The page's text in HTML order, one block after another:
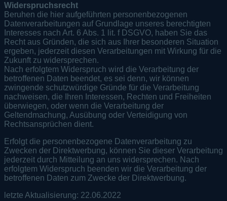
Widerspruchsrecht
Beruhen die hier aufgeführten personenbezogenen
Datenverarbeitungen auf Grundlage unseres berechtigten
Interesses nach Art. 6 Abs. 1 lit. f DSGVO, haben Sie das
Recht aus Gründen, die sich aus Ihrer besonderen Situation
ergeben, jederzeit diesen Verarbeitungen mit Wirkung für die
Zukunft zu widersprechen.
Nach erfolgtem Widerspruch wird die Verarbeitung der
betroffenen Daten beendet, es sei denn, wir können
zwingende schutzwürdige Gründe für die Verarbeitung
nachweisen, die Ihren Interessen, Rechten und Freiheiten
überwiegen, oder wenn die Verarbeitung der
Geltendmachung, Ausübung oder Verteidigung von
Rechtsansprüchen dient.
Erfolgt die personenbezogene Datenverarbeitung zu
Zwecken der Direktwerbung, können Sie dieser Verarbeitung
jederzeit durch Mitteilung an uns widersprechen. Nach
erfolgtem Widerspruch beenden wir die Verarbeitung der
betroffenen Daten zum Zwecke der Direktwerbung.
letzte Aktualisierung: 22.06.2022